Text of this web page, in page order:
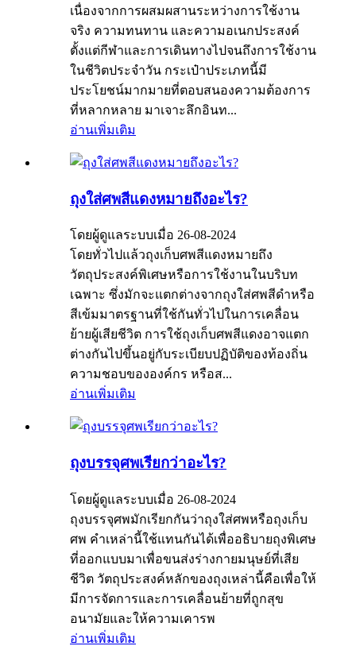
เนื่องจากการผสมผสานระหว่างการใช้งาน
จริง ความทนทาน และความอเนกประสงค์
ตั้งแต่กีฬาและการเดินทางไปจนถึงการใช้งาน
ในชีวิตประจำวัน กระเป๋าประเภทนี้มี
ประโยชน์มากมายที่ตอบสนองความต้องการ
ที่หลากหลาย มาเจาะลึกอินท...
อ่านเพิ่มเติม
ถุงใส่ศพสีแดงหมายถึงอะไร?
โดยผู้ดูแลระบบเมื่อ 26-08-2024
โดยทั่วไปแล้วถุงเก็บศพสีแดงหมายถึง
วัตถุประสงค์พิเศษหรือการใช้งานในบริบท
เฉพาะ ซึ่งมักจะแตกต่างจากถุงใส่ศพสีดำหรือ
สีเข้มมาตรฐานที่ใช้กันทั่วไปในการเคลื่อน
ย้ายผู้เสียชีวิต การใช้ถุงเก็บศพสีแดงอาจแตก
ต่างกันไปขึ้นอยู่กับระเบียบปฏิบัติของท้องถิ่น
ความชอบขององค์กร หรือส...
อ่านเพิ่มเติม
ถุงบรรจุศพเรียกว่าอะไร?
โดยผู้ดูแลระบบเมื่อ 26-08-2024
ถุงบรรจุศพมักเรียกกันว่าถุงใส่ศพหรือถุงเก็บ
ศพ คำเหล่านี้ใช้แทนกันได้เพื่ออธิบายถุงพิเศษ
ที่ออกแบบมาเพื่อขนส่งร่างกายมนุษย์ที่เสีย
ชีวิต วัตถุประสงค์หลักของถุงเหล่านี้คือเพื่อให้
มีการจัดการและการเคลื่อนย้ายที่ถูกสุข
อนามัยและให้ความเคารพ
อ่านเพิ่มเติม